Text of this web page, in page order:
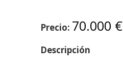
Precio: 70.000 €
Descripción